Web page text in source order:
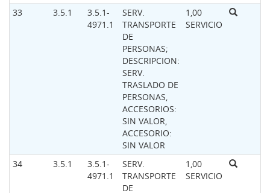
33 3.5.1
3.5.1-
4971.1
SERV.
TRANSPORTE
DE
PERSONAS;
DESCRIPCION:
SERV.
TRASLADO DE
PERSONAS,
ACCESORIOS:
SIN VALOR,
ACCESORIO:
SIN VALOR
1,00
SERVICIO
34 3.5.1
3.5.1-
4971.1
SERV.
TRANSPORTE
DE
1,00
SERVICIO